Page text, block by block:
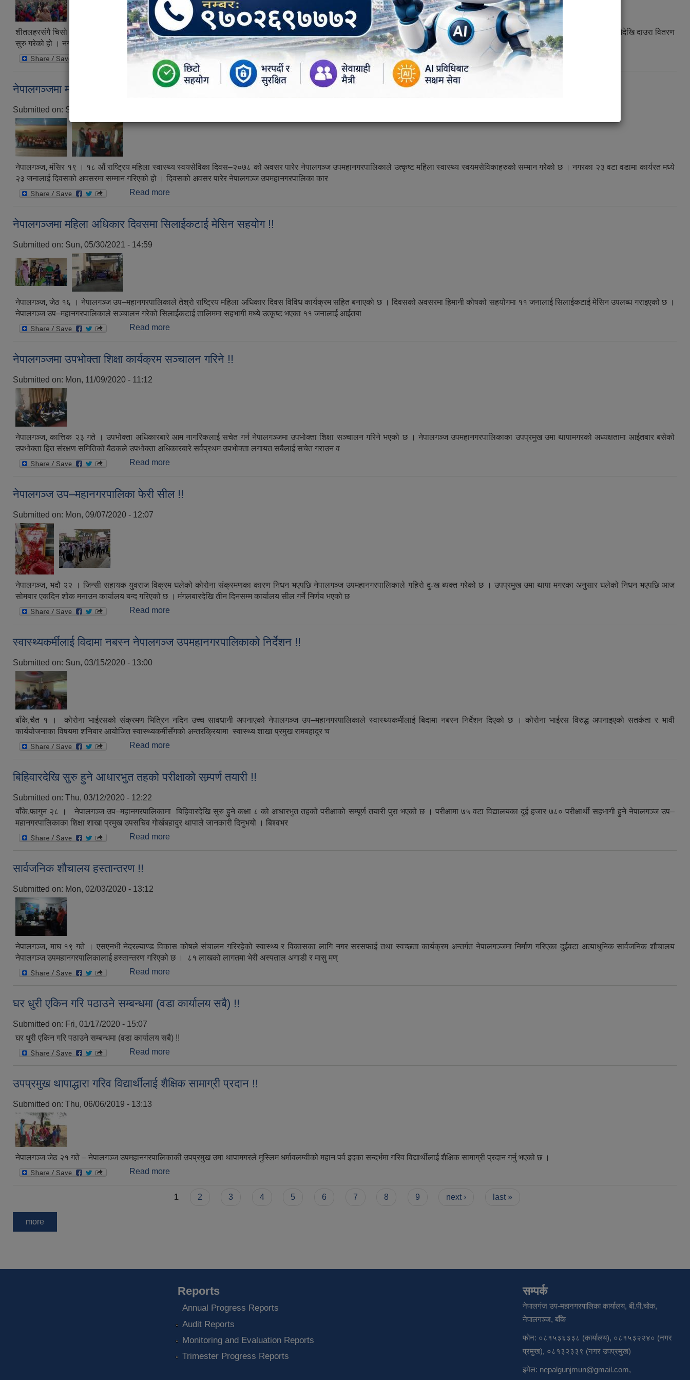
शीतलहरसंगै चिसो बढेपछि नेपालगन्ज उपमहानगरपालिकाका विभिन्न सार्वजनिक ठाउँ तथा चोकहरुमा दाउरा वितरण सुरु गरेर सामूहिक आगो ताप्ने धुनी व्यवस्था गरिएको छ । नेपालगन्ज उपमहानगरपालिकाले आज विहानैदेखि दाउरा वितरण
सुरु गरेको हो । नगर प्रमुख प्रशान्त विष्ट, प्रबक्ता प्रमोद रिजाल, प्रमुख जिल्ला अधिकारी श्रव
Read moreabout चिसो बढेपछि नेपालगन्ज उपमहानगरपालिकाद्वारा सामूहिक आगो ताप्ने व्यवस्था !!
नेपालगञ्जमा महिला स्वास्थ्य स्वयमसेविकाको सम्मान !!
Submitted on: Sun, 12/05/2021 - 12:35
नेपालगञ्ज, मंसिर १९ । १८ औं राष्ट्रिय महिला स्वास्थ्य स्वयसेविका दिवस–२०७८ को अवसर पारेर नेपालगञ्ज उपमहानगरपालिकाले उत्कृष्ट महिला स्वास्थ्य स्वयमसेविकाहरुको सम्मान गरेको छ । नगरका २३ वटा वडामा कार्यरत मध्ये
२३ जनालाई दिवसको अवसरमा सम्मान गरिएको हो । दिवसको अवसर पारेर नेपालगञ्ज उपमहानगरपालिका कार
Read more
नेपालगञ्जमा महिला अधिकार दिवसमा सिलाईकटाई मेसिन सहयोग !!
Submitted on: Sun, 05/30/2021 - 14:59
नेपालगञ्ज, जेठ १६ । नेपालगञ्ज उप–महानगरपालिकाले तेश्रो राष्ट्रिय महिला अधिकार दिवस विविध कार्यक्रम सहित बनाएको छ । दिवसको अवसरमा हिमानी कोषको सहयोगमा ११ जनालाई सिलाईकटाई मेसिन उपलब्ध गराइएको छ ।
नेपालगञ्ज उप–महानगरपालिकाले सञ्चालन गरेको सिलाईकटाई तालिममा सहभागी मध्ये उत्कृष्ट भएका ११ जनालाई आईतबा
Read more
नेपालगञ्जमा उपभोक्ता शिक्षा कार्यक्रम सञ्चालन गरिने !!
Submitted on: Mon, 11/09/2020 - 11:12
नेपालगञ्ज, कात्तिक २३ गते । उपभोक्ता अधिकारबारे आम नागरिकलाई सचेत गर्न नेपालगञ्जमा उपभोक्ता शिक्षा सञ्चालन गरिने भएको छ । नेपालगञ्ज उपमहानगरपालिकाका उपप्रमुख उमा थापामगरको अध्यक्षतामा आईतबार बसेको
उपभोक्ता हित संरक्षण समितिको बैठकले उपभोक्ता अधिकारबारे सर्वप्रथम उपभोक्ता लगायत सबैलाई सचेत गराउन व
Read more
नेपालगञ्ज उप–महानगरपालिका फेरी सील !!
Submitted on: Mon, 09/07/2020 - 12:07
नेपालगञ्ज, भदौ २२ । जिन्सी सहायक युवराज विक्रम घलेको कोरोना संक्रमणका कारण निधन भएपछि नेपालगञ्ज उपमहानगरपालिकाले गहिरो दुःख ब्यक्त गरेको छ । उपप्रमुख उमा थापा मगरका अनुसार घलेको निधन भएपछि आज
सोमबार एकदिन शोक मनाउन कार्यालय बन्द गरिएको छ । मंगलबारदेखि तीन दिनसम्म कार्यालय सील गर्ने निर्णय भएको छ
Read more
स्वास्थ्यकर्मीलाई विदामा नबस्न नेपालगञ्ज उपमहानगरपालिकाको निर्देशन !!
Submitted on: Sun, 03/15/2020 - 13:00
बाँके,चैत १ । कोरोना भाईरसको संक्रमण भित्रिन नदिन उच्च सावधानी अपनाएको नेपालगञ्ज उप–महानगरपालिकाले स्वास्थ्यकर्मीलाई बिदामा नबस्न निर्देशन दिएको छ । कोरोना भाईरस विरुद्ध अपनाइएको सतर्कता र भावी
कार्ययोजनाका विषयमा शनिबार आयोजित स्वास्थ्यकर्मीसँगको अन्तरक्रियामा स्वास्थ्य शाखा प्रमुख रामबहादुर च
Read more
बिहिवारदेखि सुरु हुने आधारभुत तहको परीक्षाको सम्र्पर्ण तयारी !!
Submitted on: Thu, 03/12/2020 - 12:22
बाँके,फागुन २८ । नेपालगञ्ज उप–महानगरपालिकामा बिहिवारदेखि सुरु हुने कक्षा ८ को आधारभुत तहको परीक्षाको सम्पूर्ण तयारी पुरा भएको छ । परीक्षामा ७५ वटा विद्यालयका दुई हजार ७८० परीक्षार्थी सहभागी हुने नेपालगञ्ज उप–
महानगरपालिकाका शिक्षा शाखा प्रमुख उपसचिव गोर्खबहादुर थापाले जानकारी दिनुभयो । बिश्वभर
Read more
सार्वजनिक शौचालय हस्तान्तरण !!
Submitted on: Mon, 02/03/2020 - 13:12
नेपालगञ्ज, माघ १९ गते । एसएनभी नेदरल्याण्ड विकास कोषले संचालन गरिरहेको स्वास्थ्य र विकासका लागि नगर सरसफाई तथा स्वच्छता कार्यक्रम अन्तर्गत नेपालगञ्जमा निर्माण गरिएका दुईवटा अत्याधुनिक सार्वजनिक शौचालय
नेपालगञ्ज उपमहानगरपालिकालाई हस्तान्तरण गरिएको छ । ८१ लाखको लागतमा भेरी अस्पताल अगाडी र मासु मण्
Read more
घर धुरी एकिन गरि पठाउने सम्बन्धमा (वडा कार्यालय सबै) !!
Submitted on: Fri, 01/17/2020 - 15:07
घर धुरी एकिन गरि पठाउने सम्बन्धमा (वडा कार्यालय सबै) !!
Read more
उपप्रमुख थापाद्धारा गरिव विद्यार्थीलाई शैक्षिक सामाग्री प्रदान !!
Submitted on: Thu, 06/06/2019 - 13:13
नेपालगञ्ज जेठ २१ गते – नेपालगञ्ज उपमहानगरपालिकाकी उपप्रमुख उमा थापामगरले मुस्लिम धर्मावलम्वीको महान पर्व इदका सन्दर्भमा गरिव विद्यार्थीलाई शैक्षिक सामाग्री प्रदान गर्नु भएको छ ।
Read more
1 2 3 4 5 6 7 8 9 next › last »
more
Reports
Annual Progress Reports
Audit Reports
Monitoring and Evaluation Reports
Trimester Progress Reports
सम्पर्क
नेपालगंज उप-महानगरपालिका कार्यालय, बी.पी.चोक,
नेपालगञ्ज, बाँके
फोन: ०८१५३६३३८ (कार्यालय), ०८१५३२२४० (नगर
प्रमुख), ०८१३२३३९ (नगर उपप्रमुख)
इमेल: nepalgunjmun@gmail.com,